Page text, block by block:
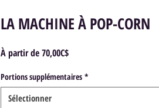
LA MACHINE À POP-CORN
À partir de70,00C$Prix
Portions supplémentaires *
Sélectionner